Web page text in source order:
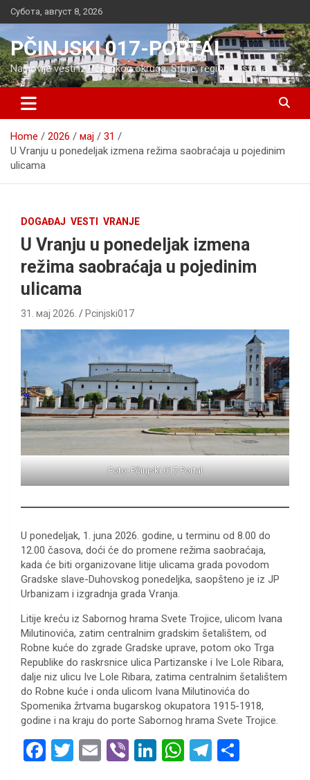
Skip
to
content
Субота, август 8, 2026
PČINJSKI 017-PORTAL
Najnovije vesti iz Pčinjskog okruga, Srbije, regiona i sveta
Home 2026 мај
31
U Vranju u ponedeljak izmena režima saobraćaja u pojedinim
ulicama
DOGAĐAJ VESTI VRANJE
U Vranju u ponedeljak izmena
režima saobraćaja u pojedinim
ulicama
31. мај 2026. Pcinjski017
Foto: Pčinjski 017 Portal
U ponedeljak, 1. juna 2026. godine, u terminu od 8.00 do
12.00 časova, doći će do promene režima saobraćaja,
kada će biti organizovane litije ulicama grada povodom
Gradske slave-Duhovskog ponedeljka, saopšteno je iz JP
Urbanizam i izgradnja grada Vranja.
Litije kreću iz Sabornog hrama Svete Trojice, ulicom Ivana
Milutinovića, zatim centralnim gradskim šetalištem, od
Robne kuće do zgrade Gradske uprave, potom oko Trga
Republike do raskrsnice ulica Partizanske i Ive Lole Ribara,
dalje niz ulicu Ive Lole Ribara, zatima centralnim šetalištem
do Robne kuće i onda ulicom Ivana Milutinovića do
Spomenika žrtvama bugarskog okupatora 1915-1918,
godine i na kraju do porte Sabornog hrama Svete Trojice.
F
T
E
Vi
Li
W
T